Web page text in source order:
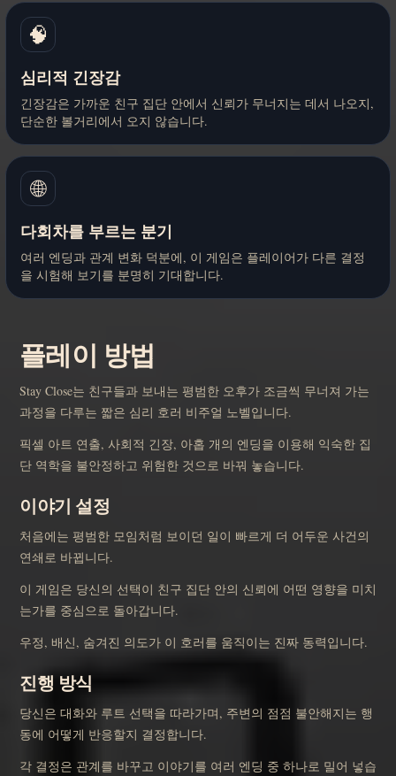
🧠
심리적 긴장감
긴장감은 가까운 친구 집단 안에서 신뢰가 무너지는 데서 나오지,
단순한 볼거리에서 오지 않습니다.
🌐
다회차를 부르는 분기
여러 엔딩과 관계 변화 덕분에, 이 게임은 플레이어가 다른 결정
을 시험해 보기를 분명히 기대합니다.
플레이 방법
Stay Close는 친구들과 보내는 평범한 오후가 조금씩 무너져 가는
과정을 다루는 짧은 심리 호러 비주얼 노벨입니다.
픽셀 아트 연출, 사회적 긴장, 아홉 개의 엔딩을 이용해 익숙한 집
단 역학을 불안정하고 위험한 것으로 바꿔 놓습니다.
이야기 설정
처음에는 평범한 모임처럼 보이던 일이 빠르게 더 어두운 사건의
연쇄로 바뀝니다.
이 게임은 당신의 선택이 친구 집단 안의 신뢰에 어떤 영향을 미치
는가를 중심으로 돌아갑니다.
우정, 배신, 숨겨진 의도가 이 호러를 움직이는 진짜 동력입니다.
진행 방식
당신은 대화와 루트 선택을 따라가며, 주변의 점점 불안해지는 행
동에 어떻게 반응할지 결정합니다.
각 결정은 관계를 바꾸고 이야기를 여러 엔딩 중 하나로 밀어 넣습